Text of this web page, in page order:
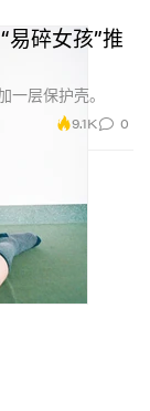
易碎女孩”推
层保护壳。
9.1K 0